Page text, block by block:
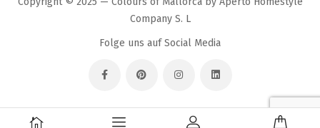
Company S. L
Folge uns auf Social Media